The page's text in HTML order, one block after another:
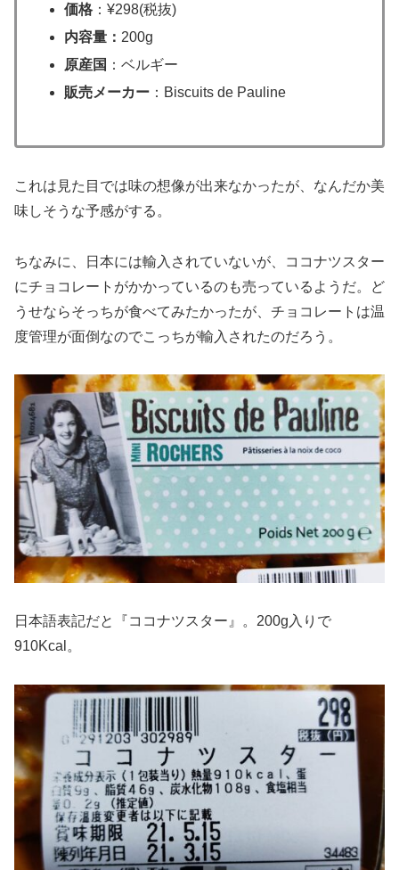
価格 ：¥298(税抜)
内容量： 200g
原産国 ：ベルギー
販売メーカー ：Biscuits de Pauline
これは見た目では味の想像が出来なかったが、なんだか美
味しそうな予感がする。
ちなみに、日本には輸入されていないが、ココナツスター
にチョコレートがかかっているのも売っているようだ。ど
うせならそっちが食べてみたかったが、チョコレートは温
度管理が面倒なのでこっちが輸入されたのだろう。
日本語表記だと『ココナツスター』。200g入りで
910Kcal。